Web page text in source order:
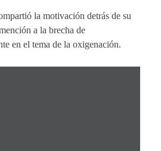
la motivación detrás de su
a la brecha de
en el tema de la oxigenación.